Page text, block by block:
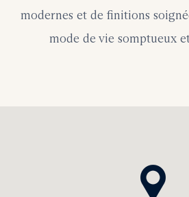
modernes et de finitions
mode de vie somptueux